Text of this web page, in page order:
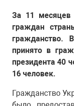
За 11 месяцев
граждан
гражданство.
принято в
президента 40
16 человек.
Гражданство